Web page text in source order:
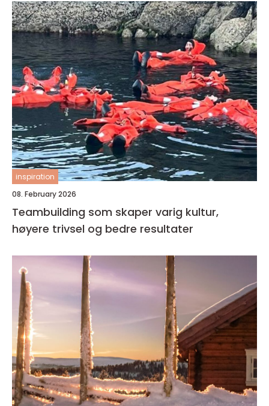
inspiration
08. February 2026
Teambuilding som skaper varig kultur,
høyere trivsel og bedre resultater